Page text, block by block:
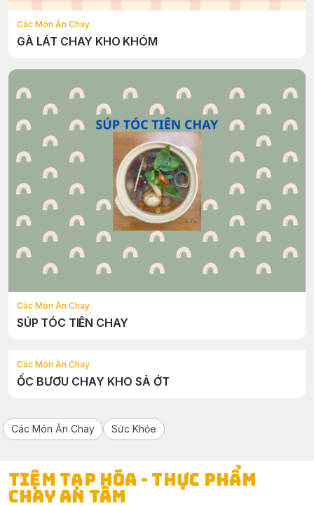
Các Món Ăn Chay
GÀ LÁT CHAY KHO KHÓM
Các Món Ăn Chay
SÚP TÓC TIÊN CHAY
Các Món Ăn Chay
ỐC BƯƠU CHAY KHO SẢ ỚT
Các Món Ăn Chay Sức Khỏe
TIỆM TẠP HÓA - THỰC PHẨM
CHAY AN TÂM